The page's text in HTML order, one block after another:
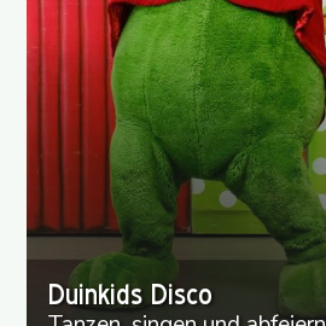
Duinkids Disco